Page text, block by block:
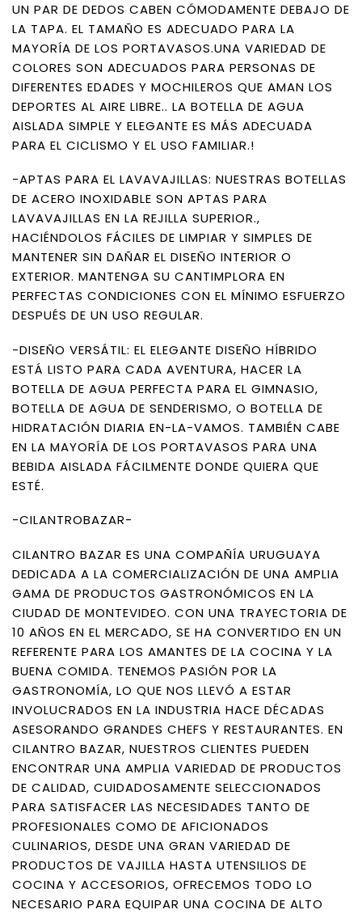
UN PAR DE DEDOS CABEN CÓMODAMENTE DEBAJO DE
LA TAPA. EL TAMAÑO ES ADECUADO PARA LA
MAYORÍA DE LOS PORTAVASOS.UNA VARIEDAD DE
COLORES SON ADECUADOS PARA PERSONAS DE
DIFERENTES EDADES Y MOCHILEROS QUE AMAN LOS
DEPORTES AL AIRE LIBRE.. LA BOTELLA DE AGUA
AISLADA SIMPLE Y ELEGANTE ES MÁS ADECUADA
PARA EL CICLISMO Y EL USO FAMILIAR.!
-APTAS PARA EL LAVAVAJILLAS: NUESTRAS BOTELLAS
DE ACERO INOXIDABLE SON APTAS PARA
LAVAVAJILLAS EN LA REJILLA SUPERIOR.,
HACIÉNDOLOS FÁCILES DE LIMPIAR Y SIMPLES DE
MANTENER SIN DAÑAR EL DISEÑO INTERIOR O
EXTERIOR. MANTENGA SU CANTIMPLORA EN
PERFECTAS CONDICIONES CON EL MÍNIMO ESFUERZO
DESPUÉS DE UN USO REGULAR.
-DISEÑO VERSÁTIL: EL ELEGANTE DISEÑO HÍBRIDO
ESTÁ LISTO PARA CADA AVENTURA, HACER LA
BOTELLA DE AGUA PERFECTA PARA EL GIMNASIO,
BOTELLA DE AGUA DE SENDERISMO, O BOTELLA DE
HIDRATACIÓN DIARIA EN-LA-VAMOS. TAMBIÉN CABE
EN LA MAYORÍA DE LOS PORTAVASOS PARA UNA
BEBIDA AISLADA FÁCILMENTE DONDE QUIERA QUE
ESTÉ.
-CILANTROBAZAR-
CILANTRO BAZAR ES UNA COMPAÑÍA URUGUAYA
DEDICADA A LA COMERCIALIZACIÓN DE UNA AMPLIA
GAMA DE PRODUCTOS GASTRONÓMICOS EN LA
CIUDAD DE MONTEVIDEO. CON UNA TRAYECTORIA DE
10 AÑOS EN EL MERCADO, SE HA CONVERTIDO EN UN
REFERENTE PARA LOS AMANTES DE LA COCINA Y LA
BUENA COMIDA. TENEMOS PASIÓN POR LA
GASTRONOMÍA, LO QUE NOS LLEVÓ A ESTAR
INVOLUCRADOS EN LA INDUSTRIA HACE DÉCADAS
ASESORANDO GRANDES CHEFS Y RESTAURANTES. EN
CILANTRO BAZAR, NUESTROS CLIENTES PUEDEN
ENCONTRAR UNA AMPLIA VARIEDAD DE PRODUCTOS
DE CALIDAD, CUIDADOSAMENTE SELECCIONADOS
PARA SATISFACER LAS NECESIDADES TANTO DE
PROFESIONALES COMO DE AFICIONADOS
CULINARIOS, DESDE UNA GRAN VARIEDAD DE
PRODUCTOS DE VAJILLA HASTA UTENSILIOS DE
COCINA Y ACCESORIOS, OFRECEMOS TODO LO
NECESARIO PARA EQUIPAR UNA COCINA DE ALTO